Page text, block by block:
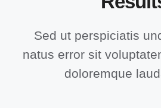
Sed ut perspiciatis
natus error sit
doloremque